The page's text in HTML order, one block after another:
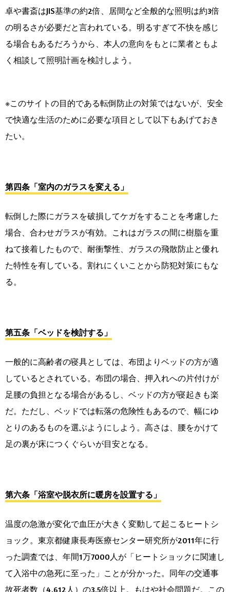
卓や書斎はJIS基準の約2倍、居間など全般的な照明は約3倍
の明るさが必要だと言われている。明るすぎて不快を感じ
る場合もあるだろうから、本人の意向をもとに業者ともよ
く相談して照明計画を検討しよう。
※このサイトの目的である転倒防止の対策ではないが、安全
で快適な生活のために必要な項目として以下もあげておき
たい。
第四条「室内のガラスを変える」
転倒した際にガラスを破損してケガをすることを考慮した
場合、合わせガラスが有効。これはガラスの間に樹脂を重
ねて接着したもので、耐衝撃性、ガラスの飛散防止と優れ
た特性を有している。割れにくいことから防犯対策にもな
る。
第五条「ベッドを検討する」
一般的に高齢者の寝具としては、布団よりベッドの方が適
しているとされている。布団の場合、押入れへの片付けが
足腰の負担となる場合があるし、ベッドの方が寝起きも楽
だ。ただし、ベッドでは転落の危険性もあるので、幅にゆ
とりのあるものを選ぶようにしよう。高さは、腰をかけて
足の裏が床につくぐらいが目安となる。
第六条「浴室や脱衣所に暖房を設置する」
温度の急激が変化で血圧が大きく変動して起こるヒートシ
ョック。東京都健康長寿医療センター研究所が2011年に行
った調査では、年間1万7000人が「ヒートショックに関連し
て入浴中の急死に至った」ことが分かった。同年の交通事
故死者数（4,612人）の3.5倍以上。もはや社会問題だ。この